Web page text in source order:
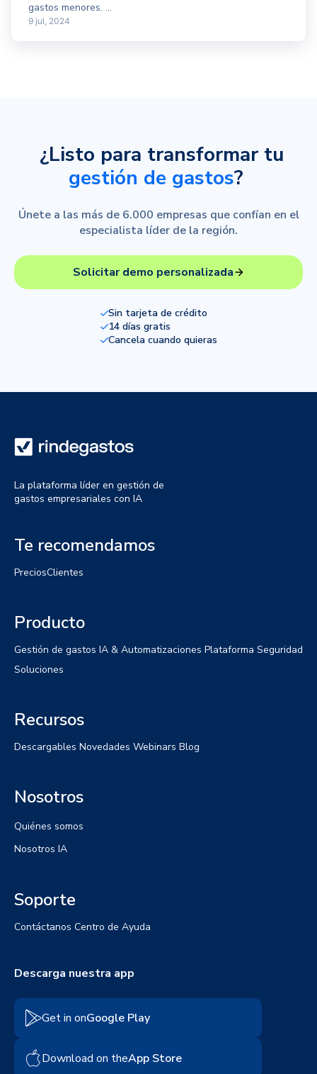
gastos menores. ...
9 jul, 2024
¿Listo para transformar tu
gestión de gastos?
Únete a las más de 6.000 empresas que confían en el
especialista líder de la región.
Solicitar demo personalizada
Sin tarjeta de crédito
14 días gratis
Cancela cuando quieras
La plataforma líder en gestión de
gastos empresariales con IA
Te recomendamos
PreciosClientes
Producto
Gestión de gastos IA & Automatizaciones Plataforma Seguridad
Soluciones
Recursos
Descargables Novedades Webinars Blog
Nosotros
Quiénes somos
Nosotros IA
Soporte
Contáctanos Centro de Ayuda
Descarga nuestra app
Get in onGoogle Play
Download on theApp Store